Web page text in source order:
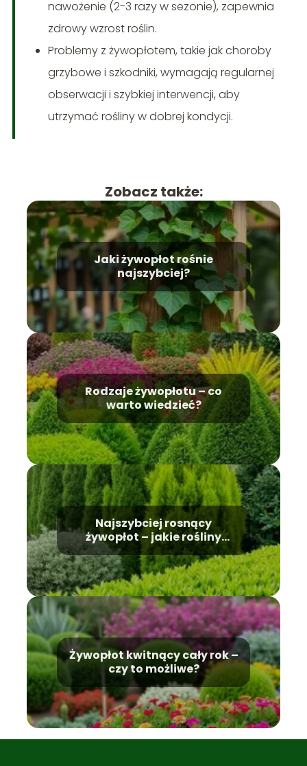
nawożenie (2-3 razy w sezonie), zapewnia
zdrowy wzrost roślin.
Problemy z żywopłotem, takie jak choroby
grzybowe i szkodniki, wymagają regularnej
obserwacji i szybkiej interwencji, aby
utrzymać rośliny w dobrej kondycji.
Zobacz także:
Jaki żywopłot rośnie
najszybciej?
Rodzaje żywopłotu – co
warto wiedzieć?
Najszybciej rosnący
żywopłot – jakie rośliny
wybrać?
Żywopłot kwitnący cały rok –
czy to możliwe?